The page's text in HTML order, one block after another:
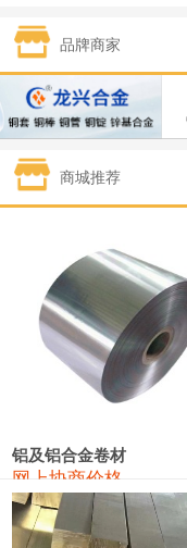
1#锡
1#镍
1#白银
钯金
2#锑
1#镁
1#电解锰(99.7%袋装)
1#铬
553#硅
品牌商家
商城推荐
铝及铝合金卷材
网上协商价格